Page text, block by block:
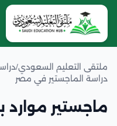
ملتقى التعليم السعودي/
دراسة الماجستير في مصر
ماجستير